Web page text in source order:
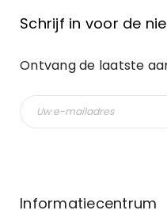
Schrijf in voor de
Ontvang de laatste
Informatiecentrum